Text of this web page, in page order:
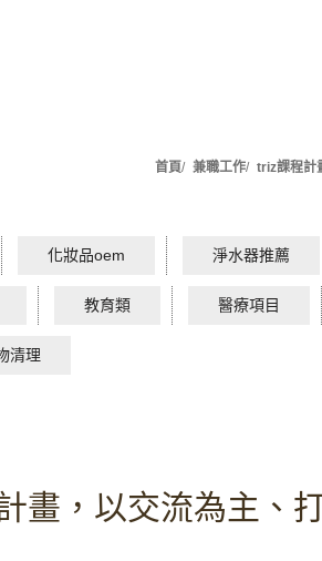
首頁 兼職工作 triz課程計
化妝品oem 淨水器推薦
教育類 醫療項目
清理
畫，以交流為主、